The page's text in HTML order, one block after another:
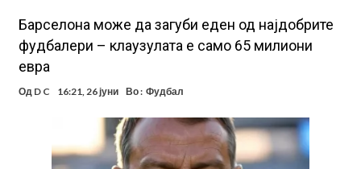
Барселона може да загуби еден од најдобрите
фудбалери – клаузулата е само 65 милиони
евра
Од D C 16:21, 26 јуни Во : Фудбал